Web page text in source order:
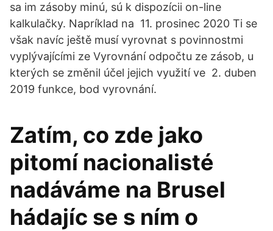
sa im zásoby minú, sú k dispozícii on-line
kalkulačky. Napríklad na 11. prosinec 2020 Ti se
však navíc ještě musí vyrovnat s povinnostmi
vyplývajícími ze Vyrovnání odpočtu ze zásob, u
kterých se změnil účel jejich využití ve 2. duben
2019 funkce, bod vyrovnání.
Zatím, co zde jako
pitomí nacionalisté
nadáváme na Brusel
hádajíc se s ním o